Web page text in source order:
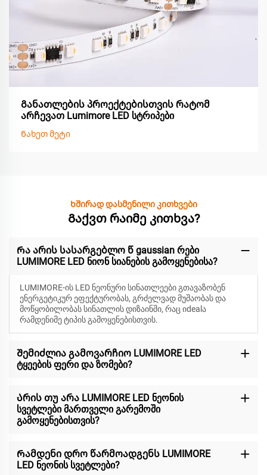
Განათლების პროექტებისთვის რატომ
არჩევათ Lumimore LED სტრიპები
Ნახეთ მეტი
Ხშირად დასმენილი კითხვები
Გაქვთ რაიმე კითხვა?
Რა არის სასარგებლო წ gaussian რები
LUMIMORE LED ნიონ სიანების გამოყენებისა?
LUMIMORE-ის LED ნეონური სინათლეები გთავაზობენ
ენერგეტიკურ ეფექტურობას, გრძელვად მუშაობას და
მოწყობილობას სინათლის დიზაინში, რაც იdealა
რამდენიმე ტიპის გამოყენებისთვის.
Შემიძლია გამოვარჩიო LUMIMORE LED
ტყეების ფერი და ზომები?
Არის თუ არა LUMIMORE LED ნეონის
სვეტლები მართველი გარემოში
გამოყენებისთვის?
Რამდენი დრო წარმოადგენს LUMIMORE
LED ნეონის სვეტლები?